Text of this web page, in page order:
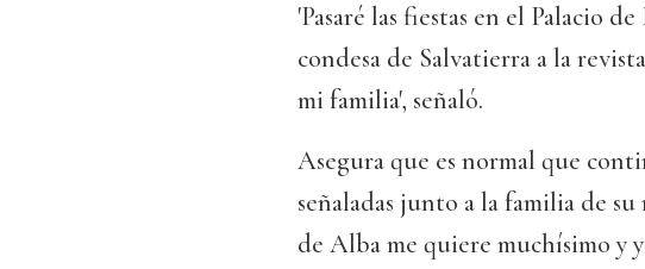
'Pasaré las fiestas en el Palacio
condesa de Salvatierra a la
mi familia', señaló.
Asegura que es normal que
señaladas junto a la familia de
de Alba me quiere muchísimo y